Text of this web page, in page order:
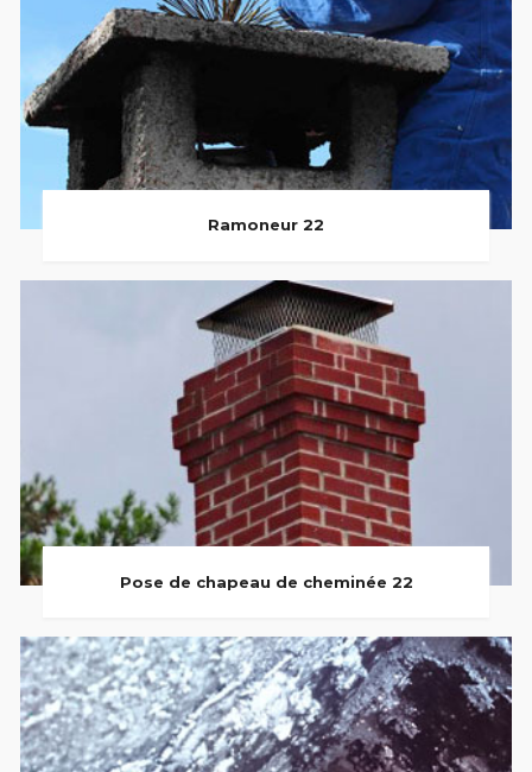
Ramoneur 22
Pose de chapeau de cheminée 22